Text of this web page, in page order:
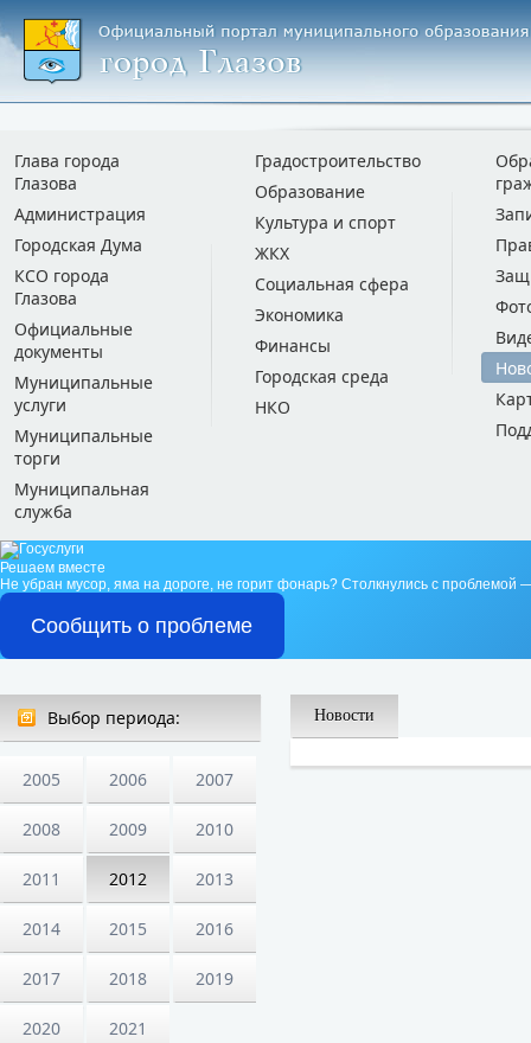
Глава города
Глазова
Администрация
Городская Дума
КСО города
Глазова
Официальные
документы
Муниципальные
услуги
Муниципальные
торги
Муниципальная
служба
Градостроительство
Образование
Культура и спорт
ЖКХ
Социальная сфера
Экономика
Финансы
Городская среда
НКО
Решаем вместе
Не убран мусор, яма на дороге, не горит фонарь? Столкнулись с проблемой
Сообщить о проблеме
Выбор периода:
2005 2006 2007
2008 2009 2010
2011 2012 2013
2014 2015 2016
2017 2018 2019
2020 2021
Новости